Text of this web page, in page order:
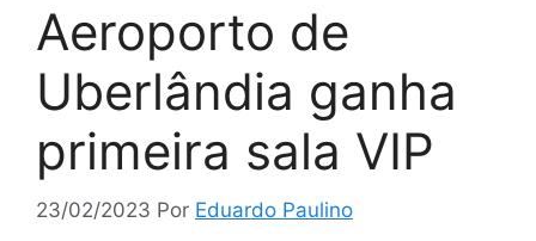
Aeroporto de
Uberlândia ganha
primeira sala VIP
23/02/2023 Por Eduardo Paulino